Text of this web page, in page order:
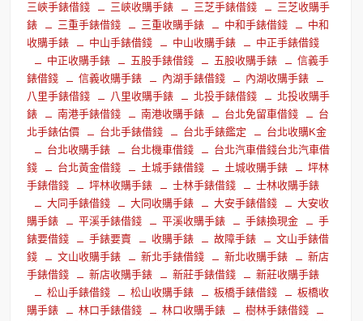
三峽手錶借錢 三峽收購手錶 三芝手錶借錢
三芝收購手
錶
三重手錶借錢 三重收購手錶 中和手錶借錢
中和
收購手錶
中山手錶借錢 中山收購手錶
中正手錶借錢
中正收購手錶
五股手錶借錢 五股收購手錶
信義手
錶借錢
信義收購手錶 內湖手錶借錢
內湖收購手錶
八里手錶借錢
八里收購手錶 北投手錶借錢
北投收購手
錶
南港手錶借錢 南港收購手錶 台北免留車借錢
台
北手錶估價
台北手錶借錢 台北手錶鑑定
台北收購K金
台北收購手錶
台北機車借錢
台北汽車借錢台北汽車借
錢
台北黃金借錢 土城手錶借錢 土城收購手錶
坪林
手錶借錢
坪林收購手錶 士林手錶借錢
士林收購手錶
大同手錶借錢
大同收購手錶 大安手錶借錢
大安收
購手錶
平溪手錶借錢 平溪收購手錶 手錶換現金
手
錶要借錢
手錶要賣 收購手錶 故障手錶
文山手錶借
錢
文山收購手錶 新北手錶借錢 新北收購手錶
新店
手錶借錢
新店收購手錶 新莊手錶借錢
新莊收購手錶
松山手錶借錢
松山收購手錶 板橋手錶借錢
板橋收
購手錶
林口手錶借錢 林口收購手錶
樹林手錶借錢